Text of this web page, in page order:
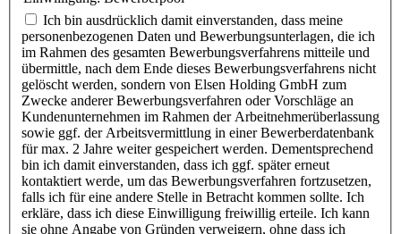
Ich bin ausdrücklich damit einverstanden, dass meine
personenbezogenen Daten und Bewerbungsunterlagen, die ich
im Rahmen des gesamten Bewerbungsverfahrens mitteile und
übermittle, nach dem Ende dieses Bewerbungsverfahrens nicht
gelöscht werden, sondern von Elsen Holding GmbH zum
Zwecke anderer Bewerbungsverfahren oder Vorschläge an
Kundenunternehmen im Rahmen der Arbeitnehmerüberlassung
sowie ggf. der Arbeitsvermittlung in einer Bewerberdatenbank
für max. 2 Jahre weiter gespeichert werden. Dementsprechend
bin ich damit einverstanden, dass ich ggf. später erneut
kontaktiert werde, um das Bewerbungsverfahren fortzusetzen,
falls ich für eine andere Stelle in Betracht kommen sollte. Ich
erkläre, dass ich diese Einwilligung freiwillig erteile. Ich kann
sie ohne Angabe von Gründen verweigern, ohne dass ich